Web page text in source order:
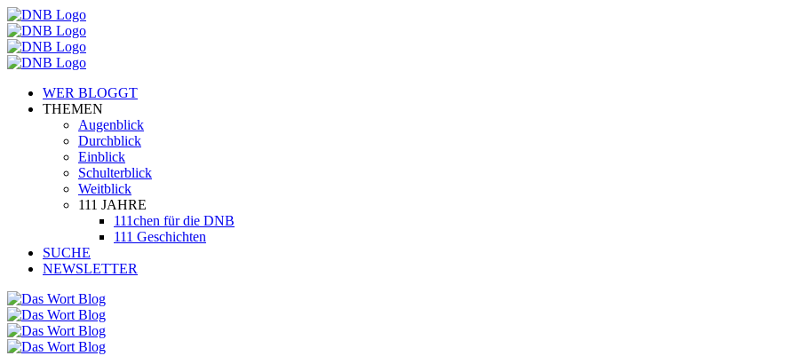
WER BLOGGT
THEMEN
Augenblick
Durchblick
Einblick
Schulterblick
Weitblick
111 JAHRE
111chen für die DNB
111 Geschichten
SUCHE
NEWSLETTER